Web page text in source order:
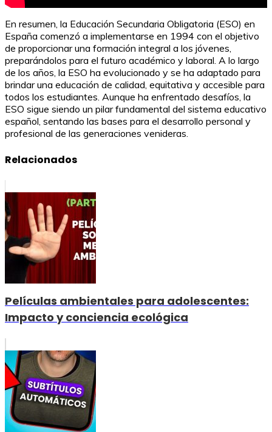
En resumen, la Educación Secundaria Obligatoria (ESO) en
España comenzó a implementarse en 1994 con el objetivo
de proporcionar una formación integral a los jóvenes,
preparándolos para el futuro académico y laboral. A lo largo
de los años, la ESO ha evolucionado y se ha adaptado para
brindar una educación de calidad, equitativa y accesible para
todos los estudiantes. Aunque ha enfrentado desafíos, la
ESO sigue siendo un pilar fundamental del sistema educativo
español, sentando las bases para el desarrollo personal y
profesional de las generaciones venideras.
Relacionados
Películas ambientales para adolescentes:
Impacto y conciencia ecológica